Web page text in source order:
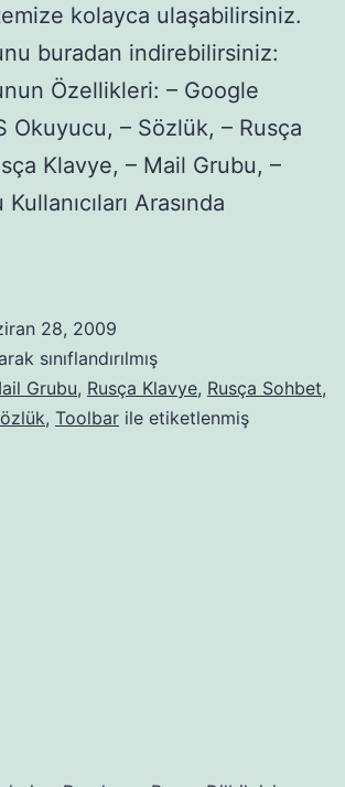
kolayca ulaşabilirsiniz.
buradan indirebilirsiniz:
Özellikleri: – Google
Okuyucu, – Sözlük, – Rusça
Klavye, – Mail Grubu, –
Arasında
28, 2009
sınıflandırılmış
Grubu, Rusça Klavye, Rusça Sohbet,
, Toolbar ile etiketlenmiş